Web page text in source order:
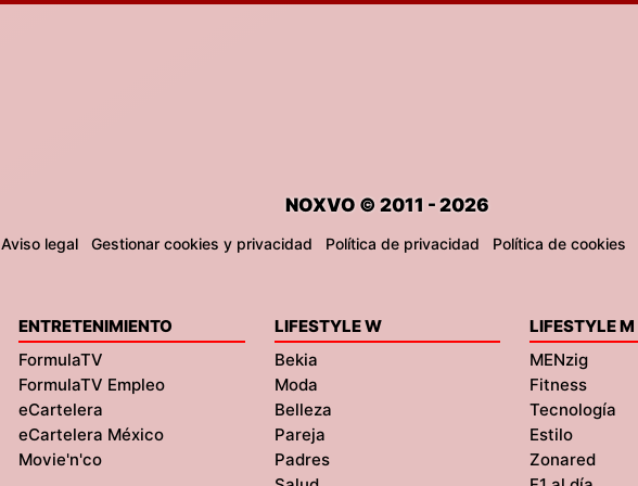
NOXVO © 2011 - 2026
Aviso legal Gestionar cookies y privacidad Política de privacidad Política de cookies
ENTRETENIMIENTO
FormulaTV
FormulaTV Empleo
eCartelera
eCartelera México
Movie'n'co
LIFESTYLE W
Bekia
Moda
Belleza
Pareja
Padres
LIFESTYLE M
MENzig
Fitness
Tecnología
Estilo
Zonared